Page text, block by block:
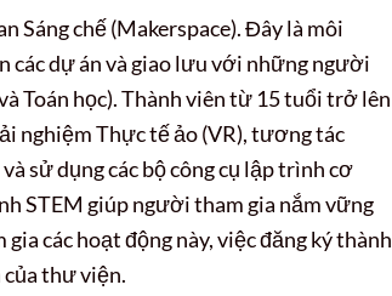
Sáng chế (Makerspace). Đây là môi
dự án và giao lưu với những người
Toán học). Thành viên từ 15 tuổi trở lên
nghiệm Thực tế ảo (VR), tương tác
sử dụng các bộ công cụ lập trình cơ
STEM giúp người tham gia nắm vững
các hoạt động này, việc đăng ký thành
thư viện.